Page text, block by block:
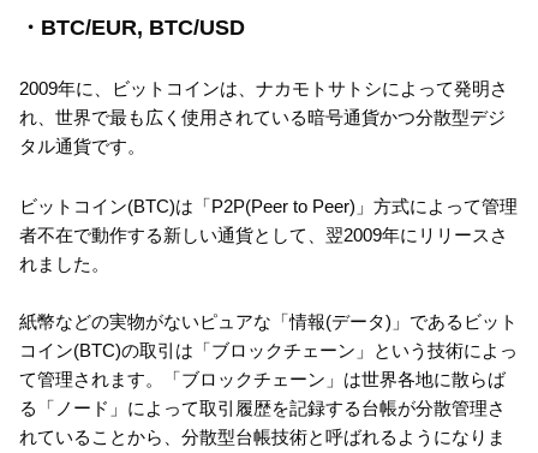
・BTC/EUR, BTC/USD
2009年に、ビットコインは、ナカモトサトシによって発明さ
れ、世界で最も広く使用されている暗号通貨かつ分散型デジ
タル通貨です。
ビットコイン(BTC)は「P2P(Peer to Peer)」方式によって管理
者不在で動作する新しい通貨として、翌2009年にリリースさ
れました。
紙幣などの実物がないピュアな「情報(データ)」であるビット
コイン(BTC)の取引は「ブロックチェーン」という技術によっ
て管理されます。「ブロックチェーン」は世界各地に散らば
る「ノード」によって取引履歴を記録する台帳が分散管理さ
れていることから、分散型台帳技術と呼ばれるようになりま